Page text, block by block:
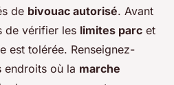
de bivouac autorisé. Avant
de vérifier les limites parc et
est tolérée. Renseignez-
endroits où la marche